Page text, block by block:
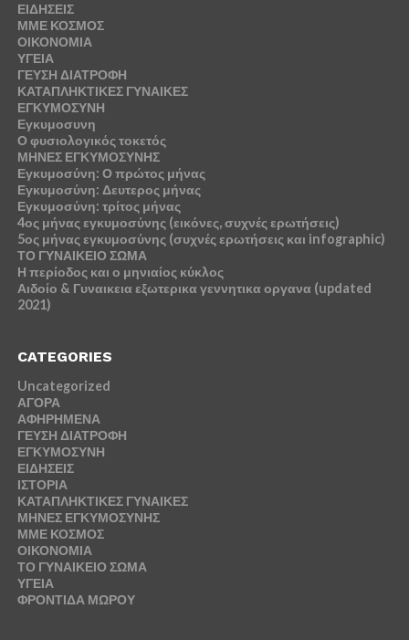
ΕΙΔΗΣΕΙΣ
ΜΜΕ ΚΟΣΜΟΣ
ΟΙΚΟΝΟΜΙΑ
ΥΓΕΙΑ
ΓΕΥΣΗ ΔΙΑΤΡΟΦΗ
ΚΑΤΑΠΛΗΚΤΙΚΕΣ ΓΥΝΑΙΚΕΣ
ΕΓΚΥΜΟΣΥΝΗ
Εγκυμοσυνη
Ο φυσιολογικός τοκετός
ΜΗΝΕΣ ΕΓΚΥΜΟΣΥΝΗΣ
Εγκυμοσύνη: Ο πρώτος μήνας
Εγκυμοσύνη: Δευτερος μήνας
Εγκυμοσύνη: τρίτος μήνας
4ος μήνας εγκυμοσύνης (εικόνες, συχνές ερωτήσεις)
5ος μήνας εγκυμοσύνης (συχνές ερωτήσεις και infographic)
ΤΟ ΓΥΝΑΙΚΕΙΟ ΣΩΜΑ
Η περίοδος και ο μηνιαίος κύκλος
Αιδοίο & Γυναικεια εξωτερικα γεννητικα οργανα (updated
2021)
CATEGORIES
Uncategorized
ΑΓΟΡΑ
ΑΦΗΡΗΜΕΝΑ
ΓΕΥΣΗ ΔΙΑΤΡΟΦΗ
ΕΓΚΥΜΟΣΥΝΗ
ΕΙΔΗΣΕΙΣ
ΙΣΤΟΡΙΑ
ΚΑΤΑΠΛΗΚΤΙΚΕΣ ΓΥΝΑΙΚΕΣ
ΜΗΝΕΣ ΕΓΚΥΜΟΣΥΝΗΣ
ΜΜΕ ΚΟΣΜΟΣ
ΟΙΚΟΝΟΜΙΑ
ΤΟ ΓΥΝΑΙΚΕΙΟ ΣΩΜΑ
ΥΓΕΙΑ
ΦΡΟΝΤΙΔΑ ΜΩΡΟΥ